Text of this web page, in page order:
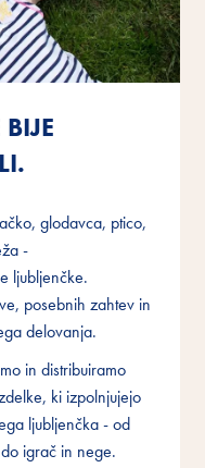
glodavca, ptico,
-
ljubljenčke.
posebnih zahtev in
delovanja.
in distribuiramo
ki izpolnjujejo
ljubljenčka - od
igrač in nege.
glodavca, ptico,
-
ljubljenčke.
posebnih zahtev in
delovanja.
in distribuiramo
ki izpolnjujejo
ljubljenčka - od
igrač in nege.
glodavca, ptico,
-
ljubljenčke.
posebnih zahtev in
delovanja.
in distribuiramo
ki izpolnjujejo
ljubljenčka - od
igrač in nege.